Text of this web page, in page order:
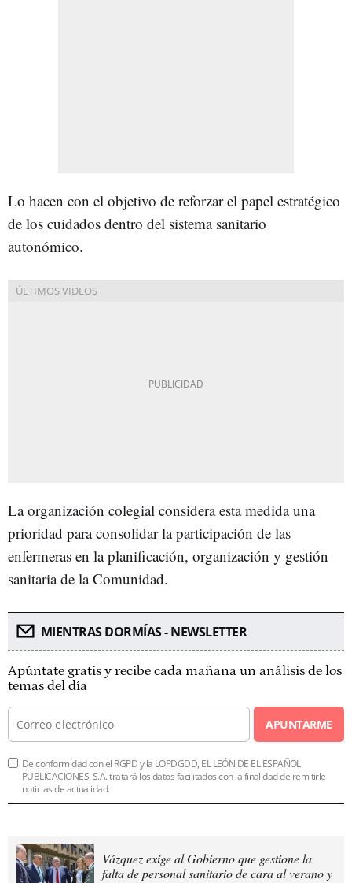
Lo hacen con el objetivo de reforzar el papel estratégico
de los cuidados dentro del sistema sanitario
autonómico.
La organización colegial considera esta medida una
prioridad para consolidar la participación de las
enfermeras en la planificación, organización y gestión
sanitaria de la Comunidad.
MIENTRAS DORMÍAS - NEWSLETTER
Apúntate gratis y recibe cada mañana un análisis de los
temas del día
APUNTARME
De conformidad con el RGPD y la LOPDGDD, EL LEÓN DE EL ESPAÑOL
PUBLICACIONES, S.A. tratará los datos facilitados con la finalidad de remitirle
noticias de actualidad.
Vázquez exige al Gobierno que gestione la
falta de personal sanitario de cara al verano y